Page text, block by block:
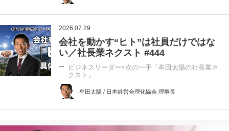
2026.07.29
会社を動かす“ヒト”は社員だけではな
い／社長業ネクスト #444
ビジネスリーダー×次の一手「牟田太陽の社長業ネ
クスト」
牟田太陽 / 日本経営合理化協会 理事長